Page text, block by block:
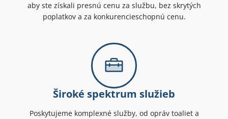
aby ste získali presnú cenu za službu, bez skrytých
poplatkov a za konkurencieschopnú cenu.
Široké spektrum služieb
Poskytujeme komplexné služby, od opráv toaliet a